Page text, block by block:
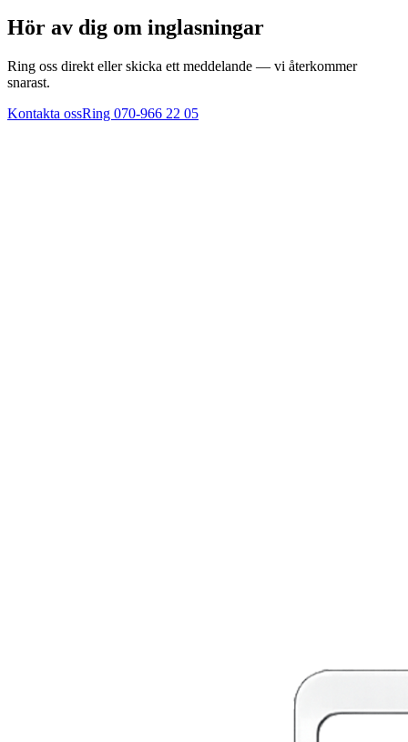
Hör av dig om inglasningar
Ring oss direkt eller skicka ett meddelande — vi återkommer
snarast.
Kontakta ossRing 070-966 22 05